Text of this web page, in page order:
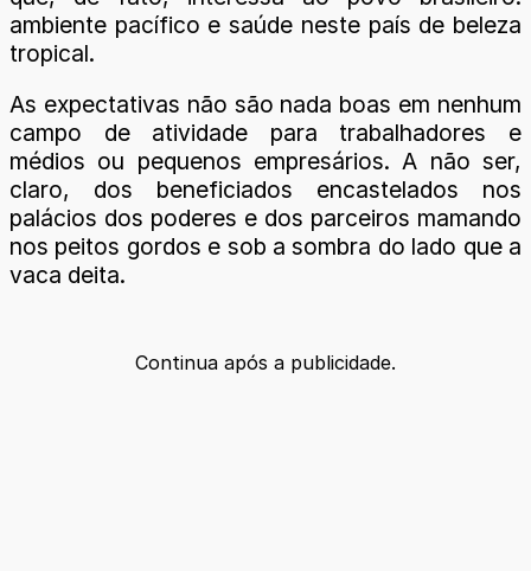
ambiente pacífico e saúde neste país de beleza
tropical.
As expectativas não são nada boas em nenhum
campo de atividade para trabalhadores e
médios ou pequenos empresários. A não ser,
claro, dos beneficiados encastelados nos
palácios dos poderes e dos parceiros mamando
nos peitos gordos e sob a sombra do lado que a
vaca deita.
Continua após a publicidade.